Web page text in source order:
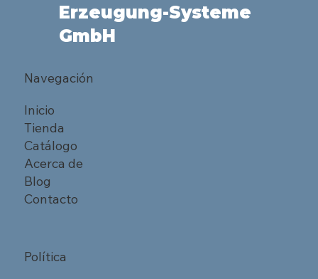
Erzeugung-Systeme
GmbH
Navegación
Inicio
Tienda
Catálogo
Acerca de
Blog
Contacto
Política